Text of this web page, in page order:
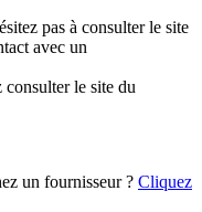
pas à consulter le site
avec un
le site du
un fournisseur ? Cliquez